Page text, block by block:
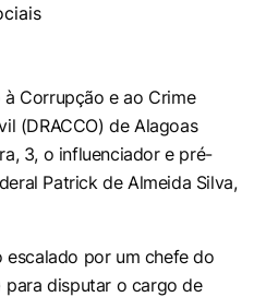
Corrupção e ao Crime
(DRACCO) de Alagoas
3, o influenciador e pré-
Patrick de Almeida Silva,
escalado por um chefe do
para disputar o cargo de